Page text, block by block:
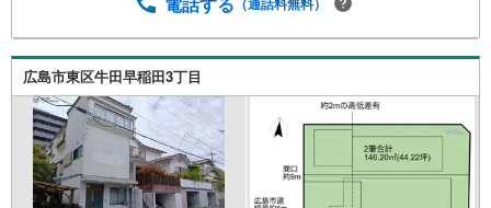
広島市東区牛田早稲田3丁目